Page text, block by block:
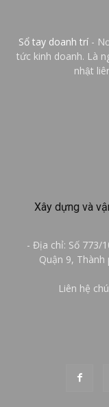
Sổ tay doanh trí -
tức kinh doanh. Là
nhật
Xây dựng và
- Địa chỉ: Số 773/
Quận 9, Thành
Liên hệ